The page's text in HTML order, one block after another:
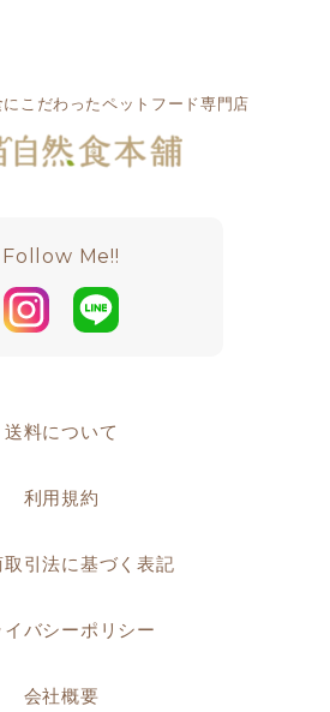
こだわったペットフード専門店
Follow Me!!
送料について
利用規約
取引法に基づく表記
イバシーポリシー
会社概要